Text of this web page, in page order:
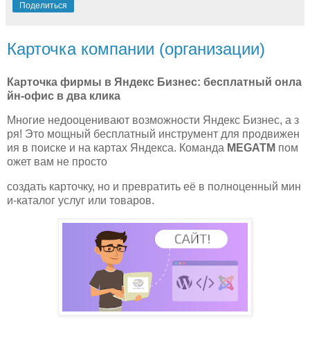
Поделиться
Карточка компании (организации)
Карточка фирмы в Яндекс Бизнес: бесплатный онла
йн‑офис в два клика
Многие недооценивают возможности Яндекс Бизнес, а з
ря! Это мощный бесплатный инструмент для продвижен
ия в поиске и на картах Яндекса. Команда MEGATM пом
ожет вам не просто
создать карточку, но и превратить её в полноценный мин
и‑каталог услуг или товаров.